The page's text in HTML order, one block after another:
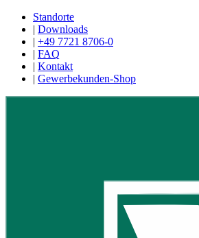
Standorte
| Downloads
| +49 7721 8706-0
| FAQ
| Kontakt
| Gewerbekunden-Shop